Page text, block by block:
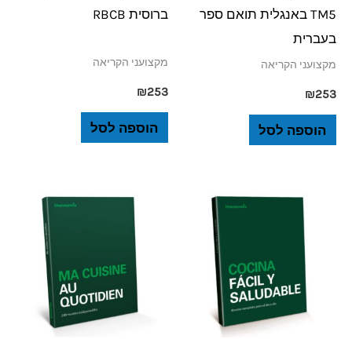
TM5 באנגלית תואם ספר
בעברית
מקצועני הקריאה
₪253
הוספה לסל
ברוסית RBCB
מקצועני הקריאה
₪253
הוספה לסל